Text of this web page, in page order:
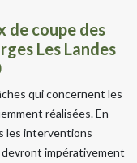
de coupe des
Les Landes
qui concernent les
réalisées. En
les interventions
impérativement